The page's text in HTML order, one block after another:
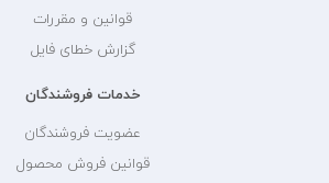
قوانین و مقررات
گزارش خطای فایل
خدمات فروشندگان
عضویت فروشندگان
قوانین فروش محصول